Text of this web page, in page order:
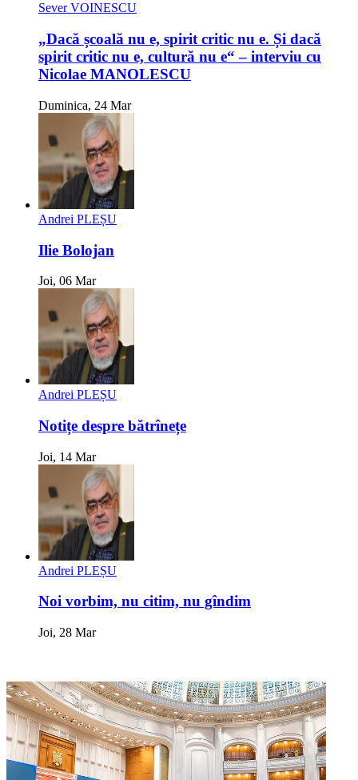
Sever VOINESCU
„Dacă școală nu e, spirit critic nu e. Și dacă
spirit critic nu e, cultură nu e“ – interviu cu
Nicolae MANOLESCU
Duminica, 24 Mar
Andrei PLEȘU
Ilie Bolojan
Joi, 06 Mar
Andrei PLEȘU
Notițe despre bătrînețe
Joi, 14 Mar
Andrei PLEȘU
Noi vorbim, nu citim, nu gîndim
Joi, 28 Mar